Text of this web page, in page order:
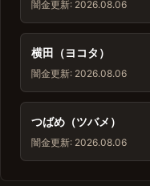
闇金更新: 2026.08.06
横田（ヨコタ）
闇金更新: 2026.08.06
つばめ（ツバメ）
闇金更新: 2026.08.06